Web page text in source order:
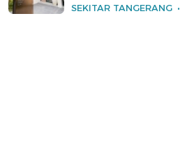
SEKITAR TANGERANG